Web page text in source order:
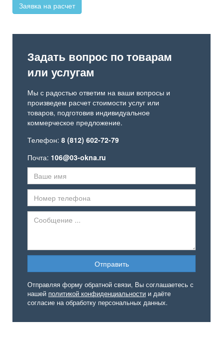
Заявка на расчет
Задать вопрос по товарам
или услугам
Мы с радостью ответим на ваши вопросы и
произведем расчет стоимости услуг или
товаров, подготовив индивидуальное
коммерческое предложение.
Телефон: 8 (812) 602-72-79
Почта: 106@03-okna.ru
Отправляя форму обратной связи, Вы соглашаетесь с
нашей политикой конфиденциальности и даёте
согласие на обработку персональных данных.